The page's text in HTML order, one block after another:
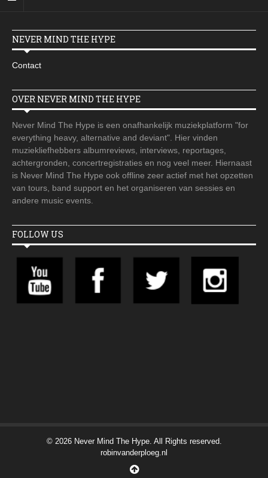
NEVER MIND THE HYPE
Contact
OVER NEVER MIND THE HYPE
Never Mind The Hype is een onafhankelijk muziekplatform "for
everything heavy, alternative and deviant". Hier vinden
muziekliefhebbers albumreviews, interviews, reportages,
achtergronden, concertregistraties en nog veel meer. Hiernaast
is Never Mind The Hype ook offline zeer actief met het opzetten
van tours, band support en het organiseren van sessies en
andere music events.
FOLLOW US
© 2026 Never Mind The Hype. All Rights reserved.
robinvanderploeg.nl